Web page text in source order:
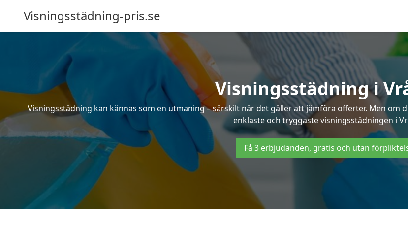
Visningsstädning-pris.se
Visningsstädning i
Visningsstädning kan kännas som en utmaning – särskilt när det gäller att jämföra offerter. Men
enklaste och tryggaste visningsstädningen i
Få 3 erbjudanden, gratis och utan